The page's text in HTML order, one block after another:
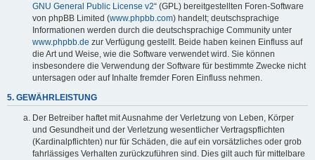
GNU General Public License v2“ (GPL) bereitgestellten Foren-Software
von phpBB Limited (www.phpbb.com) handelt; deutschsprachige
Informationen werden durch die deutschsprachige Community unter
www.phpbb.de zur Verfügung gestellt. Beide haben keinen Einfluss auf
die Art und Weise, wie die Software verwendet wird. Sie können
insbesondere die Verwendung der Software für bestimmte Zwecke nicht
untersagen oder auf Inhalte fremder Foren Einfluss nehmen.
5. GEWÄHRLEISTUNG
Der Betreiber haftet mit Ausnahme der Verletzung von Leben, Körper
und Gesundheit und der Verletzung wesentlicher Vertragspflichten
(Kardinalpflichten) nur für Schäden, die auf ein vorsätzliches oder grob
fahrlässiges Verhalten zurückzuführen sind. Dies gilt auch für mittelbare